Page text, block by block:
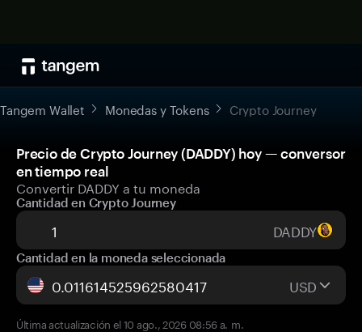
Tangem Wallet Monedas y Tokens Crypto Journey
Precio de Crypto Journey (DADDY) hoy — conversor
en tiempo real
Convertir DADDY a tu moneda
Cantidad en Crypto Journey
DADDY
Cantidad en la moneda seleccionada
USD
Última actualización el 10 ago., 2026 08:56 a. m.